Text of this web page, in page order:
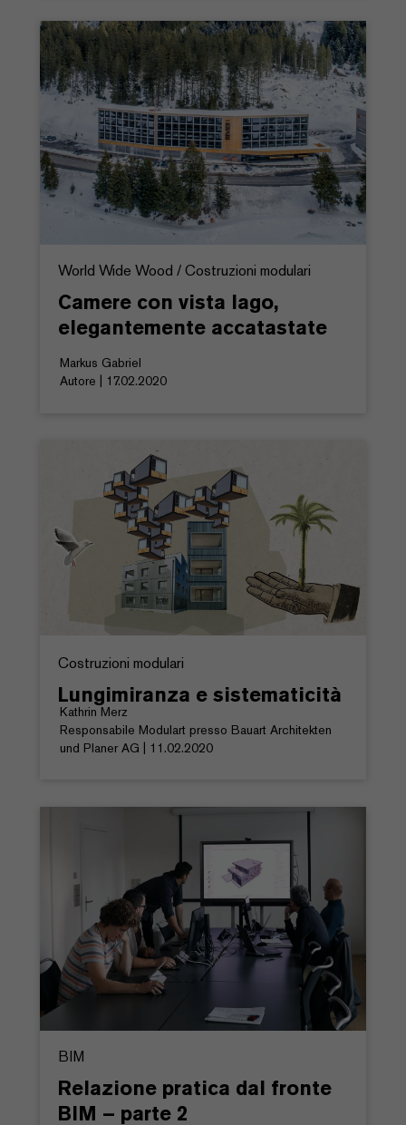
World Wide Wood / Costruzioni modulari
Camere con vista lago,
elegantemente accatastate
Markus Gabriel
Autore | 17.02.2020
Costruzioni modulari
Lungimiranza e sistematicità
Kathrin Merz
Responsabile Modulart presso Bauart Architekten
und Planer AG | 11.02.2020
BIM
Relazione pratica dal fronte
BIM – parte 2